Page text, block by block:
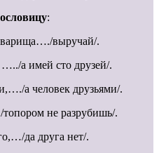
:
выручай/.
а имей сто друзей/.
а человек друзьями/.
не разрубишь/.
да друга нет/.